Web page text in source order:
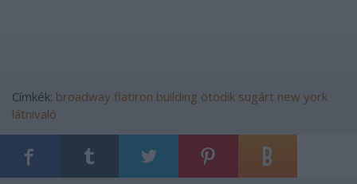
Címkék: broadway flatiron building ötödik sugárt new york
látnivaló